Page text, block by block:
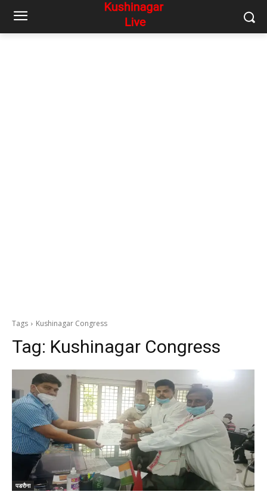
Tags Kushinagar Congress
Tag: Kushinagar Congress
पडरौना